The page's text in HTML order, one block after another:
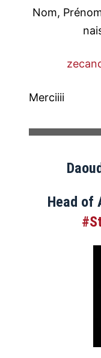
Nom,
Merciiii
Head of